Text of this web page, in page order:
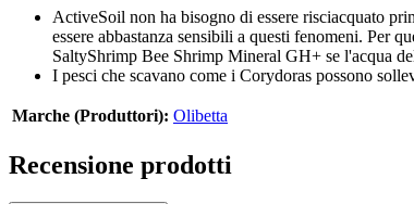
ActiveSoil non ha bisogno di essere risciacquato
essere abbastanza sensibili a questi fenomeni. Per
SaltyShrimp Bee Shrimp Mineral GH+ se l'acqua
I pesci che scavano come i Corydoras possono
Marche (Produttori): Olibetta
Recensione prodotti